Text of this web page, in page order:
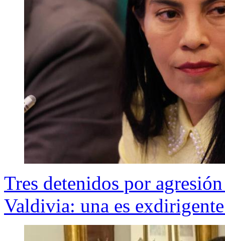
Tres detenidos por
Valdivia: una es